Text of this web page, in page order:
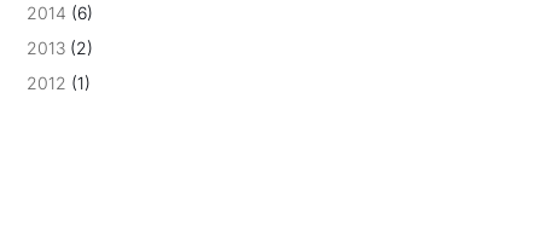
2014 (6)
2013 (2)
2012 (1)